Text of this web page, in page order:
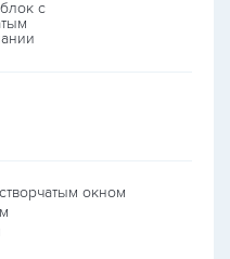
окном